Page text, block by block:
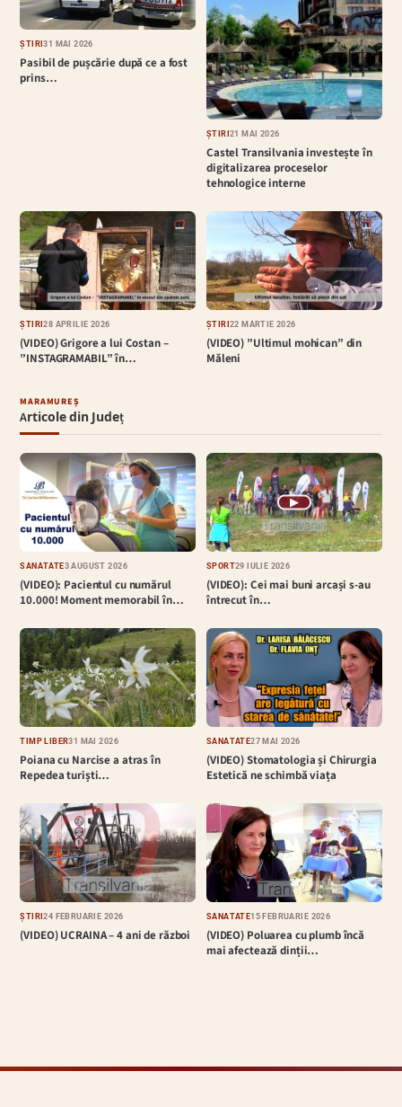
ȘTIRI31 MAI 2026
Pasibil de pușcărie după ce a fost
prins…
ȘTIRI21 MAI 2026
Castel Transilvania investește în
digitalizarea proceselor
tehnologice interne
ȘTIRI28 APRILIE 2026
(VIDEO) Grigore a lui Costan –
”INSTAGRAMABIL” în…
ȘTIRI22 MARTIE 2026
(VIDEO) ”Ultimul mohican” din
Măleni
MARAMUREȘ
Articole din Județ
SĂNĂTATE3 AUGUST 2026
(VIDEO): Pacientul cu numărul
10.000! Moment memorabil în…
▶
SPORT29 IULIE 2026
(VIDEO): Cei mai buni arcași s-au
întrecut în…
TIMP LIBER31 MAI 2026
Poiana cu Narcise a atras în
Repedea turiști…
SĂNĂTATE27 MAI 2026
(VIDEO) Stomatologia și Chirurgia
Estetică ne schimbă viața
ȘTIRI24 FEBRUARIE 2026
(VIDEO) UCRAINA – 4 ani de război
SĂNĂTATE15 FEBRUARIE 2026
(VIDEO) Poluarea cu plumb încă
mai afectează dinții…